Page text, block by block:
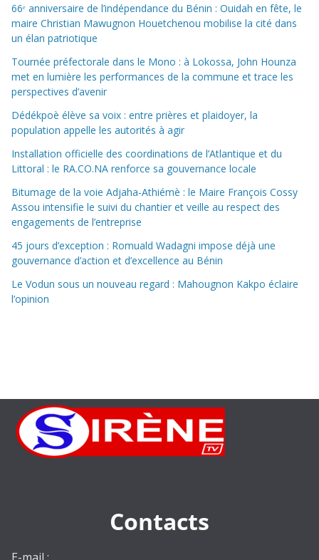
66ᵉ anniversaire de l’indépendance du Bénin : Ouidah en fête, le
maire Christian Mawugnon Houetchenou mobilise la cité dans
un élan patriotique
Tournée préfectorale dans le Mono : à Lokossa, John Hounza
met en lumière les performances de la commune et trace les
perspectives d’avenir
Dédékpoè élève sa voix : entre prières et plaidoyer, la
population appelle les autorités à agir
Installation officielle des coordinations de l’Atlantique et du
Littoral : le RA.CO.NA renforce sa gouvernance locale
Bitumage de la voie Adjaha-Athiémè : le Maire François Cossy
Assou intensifie le suivi du chantier et veille au respect des
engagements de l’entreprise
45 jours d’exception : Romuald Wadagni impose déjà une
gouvernance d’action et d’excellence au Bénin
Le Vodun sous un nouveau regard : Mahougnon Kakpo éclaire
l’opinion
Contacts